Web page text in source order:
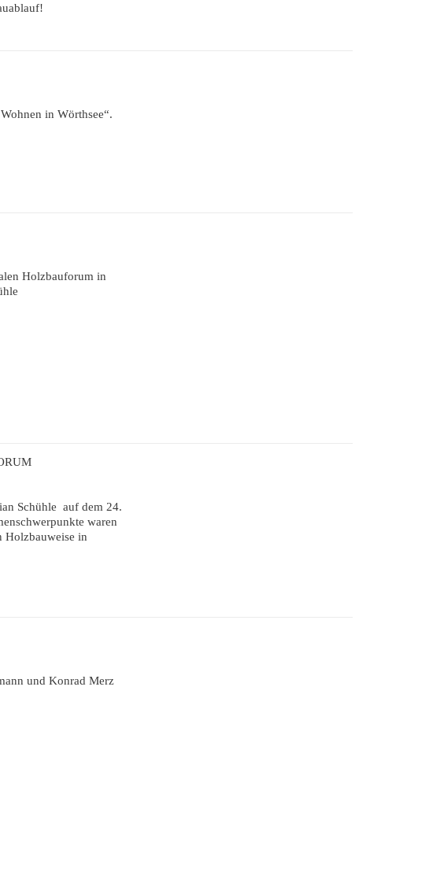
in Wörthsee“.
Holzbauforum in
Schühle auf dem 24.
waren
Holzbauweise in
und Konrad Merz